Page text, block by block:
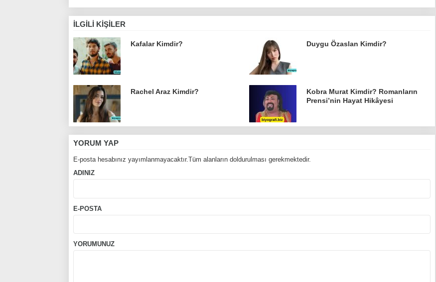
İLGILI KIŞILER
Kafalar Kimdir? Duygu Özaslan Kimdir?
Rachel Araz Kimdir?
Kobra Murat Kimdir? Romanların
Prensi’nin Hayat Hikâyesi
YORUM YAP
E-posta hesabınız yayımlanmayacaktır.Tüm alanların doldurulması gerekmektedir.
ADINIZ
E-POSTA
YORUMUNUZ